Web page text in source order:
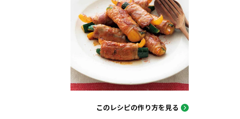
このレシピの作り方を見る